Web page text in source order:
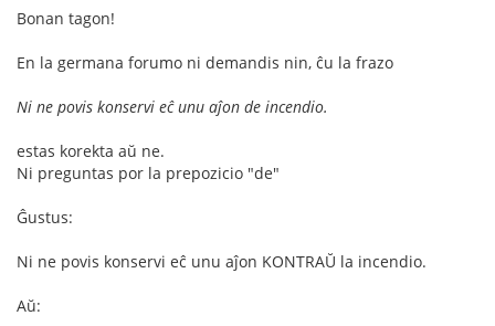
Bonan tagon!
En la germana forumo ni demandis nin, ĉu la frazo
Ni ne povis konservi eĉ unu aĵon de incendio.
estas korekta aŭ ne.
Ni preguntas por la prepozicio "de"
Ĝustus:
Ni ne povis konservi eĉ unu aĵon KONTRAŬ la incendio.
Aŭ: